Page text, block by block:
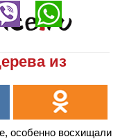
из
особенно восхищали